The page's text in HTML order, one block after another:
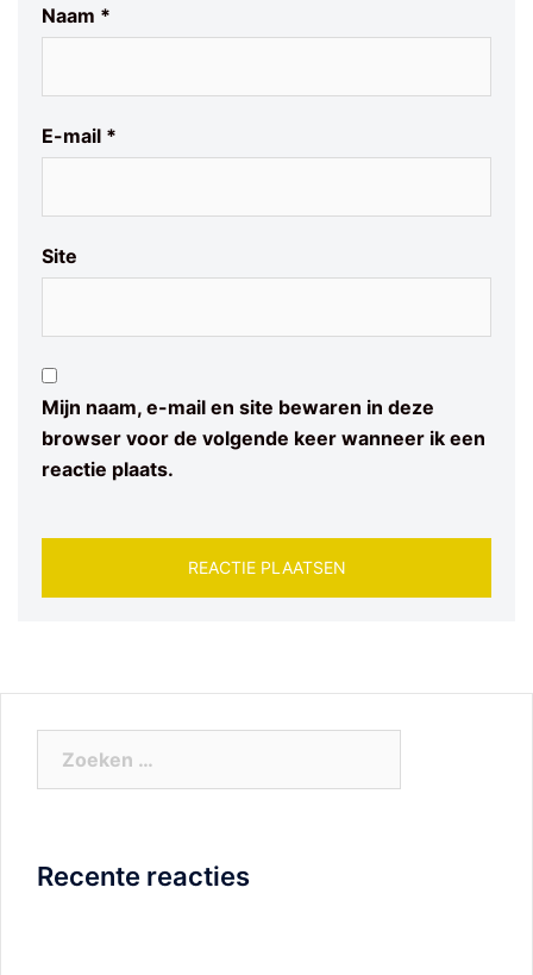
Naam *
E-mail *
Site
Mijn naam, e-mail en site bewaren in deze
browser voor de volgende keer wanneer ik een
reactie plaats.
Recente reacties